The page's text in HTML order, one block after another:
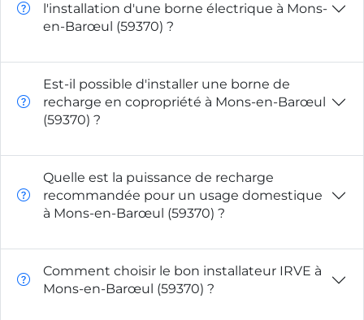
l'installation d'une borne électrique à Mons-
en-Barœul (59370) ?
Est-il possible d'installer une borne de
recharge en copropriété à Mons-en-Barœul
(59370) ?
Quelle est la puissance de recharge
recommandée pour un usage domestique
à Mons-en-Barœul (59370) ?
Comment choisir le bon installateur IRVE à
Mons-en-Barœul (59370) ?